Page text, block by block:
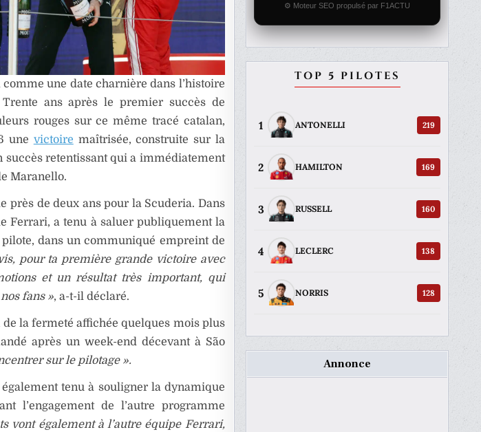
une date charnière dans l’histoire
ans après le premier succès de
rouges sur ce même tracé catalan,
une victoire maîtrisée, construite sur la
succès retentissant qui a immédiatement
Maranello.
près de deux ans pour la Scuderia. Dans
Ferrari, a tenu à saluer publiquement la
dans un communiqué empreint de
pour ta première grande victoire avec
et un résultat très important, qui
fans », a-t-il déclaré.
la fermeté affichée quelques mois plus
après un week-end décevant à São
sur le pilotage ».
tenu à souligner la dynamique
l’engagement de l’autre programme
vont également à l’autre équipe Ferrari,
⚙️ Moteur SEO propulsé par F1ACTU
TOP 5 PILOTES
1 ANTONELLI 219
2 HAMILTON 169
3 RUSSELL 160
4 LECLERC 138
5 NORRIS 128
Annonce